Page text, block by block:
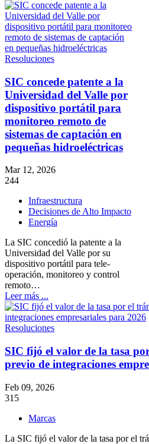
Resoluciones
SIC concede patente a la
Universidad del Valle por
dispositivo portátil para
monitoreo remoto de
sistemas de captación en
pequeñas hidroeléctricas
Mar 12, 2026
244
Infraestructura
Decisiones de Alto Impacto
Energía
La SIC concedió la patente a la
Universidad del Valle por su
dispositivo portátil para tele-
operación, monitoreo y control
remoto…
Leer más ...
Resoluciones
SIC fijó el valor de la tasa
previo de integraciones
Feb 09, 2026
315
Marcas
La SIC fijó el valor de la tasa por el